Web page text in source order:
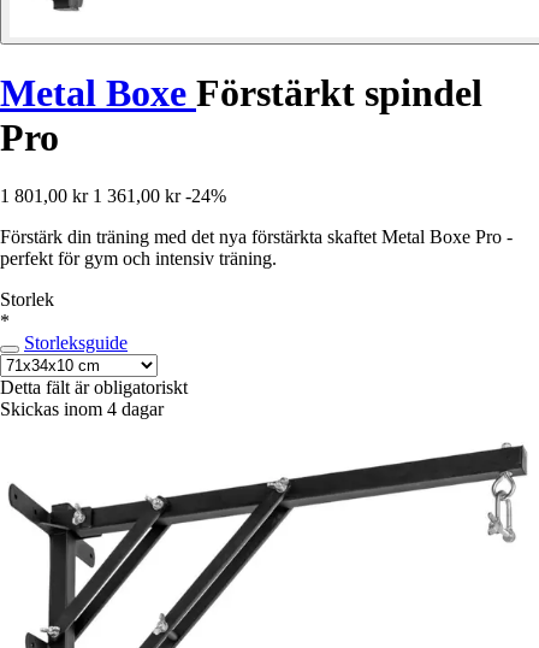
Metal Boxe Förstärkt spindel
Pro
1 801,00 kr 1 361,00 kr -24%
Förstärk din träning med det nya förstärkta skaftet Metal Boxe Pro -
perfekt för gym och intensiv träning.
Storlek
*
Storleksguide
Detta fält är obligatoriskt
Skickas inom 4 dagar